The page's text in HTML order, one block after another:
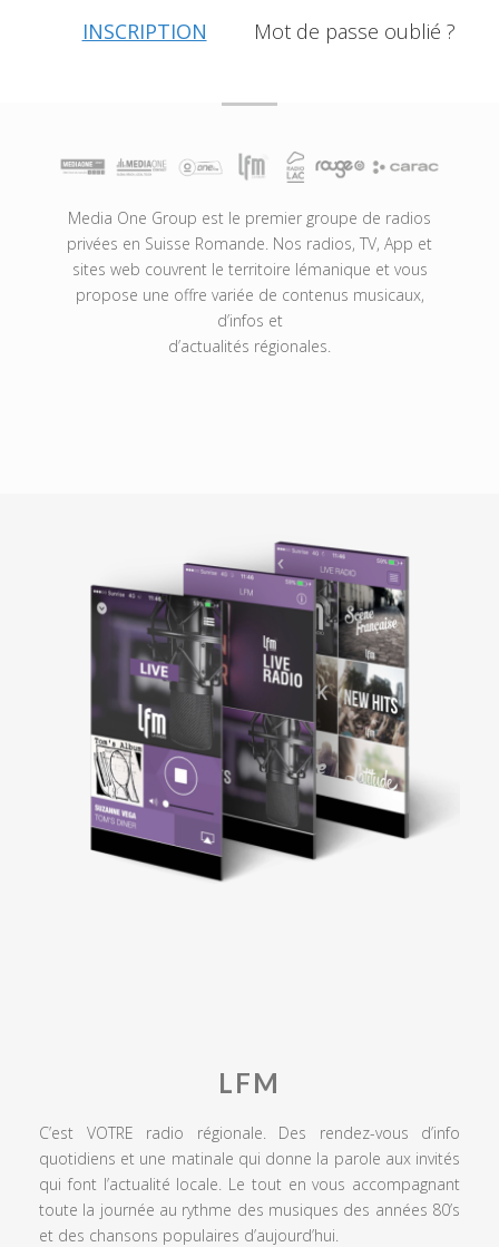
INSCRIPTION Mot de passe oublié ?
Media One Group est le premier groupe de radios
privées en Suisse Romande. Nos radios, TV, App et
sites web couvrent le territoire lémanique et vous
propose une offre variée de contenus musicaux,
d’infos et
d’actualités régionales.
LFM
C’est VOTRE radio régionale. Des rendez-vous d’info
quotidiens et une matinale qui donne la parole aux invités
qui font l’actualité locale. Le tout en vous accompagnant
toute la journée au rythme des musiques des années 80’s
et des chansons populaires d’aujourd’hui.